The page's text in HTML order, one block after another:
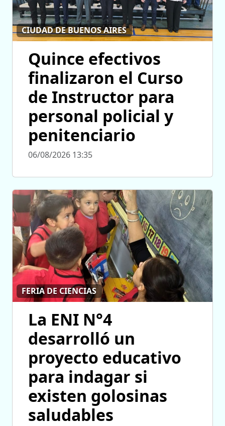
CIUDAD DE BUENOS AIRES
Quince efectivos
finalizaron el Curso
de Instructor para
personal policial y
penitenciario
06/08/2026 13:35
FERIA DE CIENCIAS
La ENI N°4
desarrolló un
proyecto educativo
para indagar si
existen golosinas
saludables